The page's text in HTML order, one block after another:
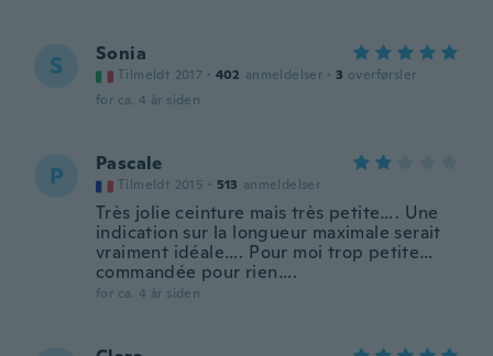
S Sonia
Tilmeldt 2017 · 402 anmeldelser · 3 overførsler
for ca. 4 år siden
P Pascale
Tilmeldt 2015 · 513 anmeldelser
Très jolie ceinture mais très petite…. Une
indication sur la longueur maximale serait
vraiment idéale…. Pour moi trop petite…
commandée pour rien….
for ca. 4 år siden